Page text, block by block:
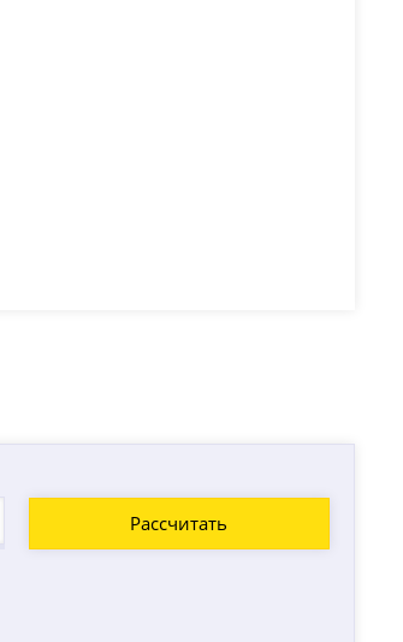
Рассчитать